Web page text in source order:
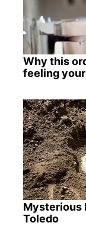
Why this
feeling
Mysterious
Toledo